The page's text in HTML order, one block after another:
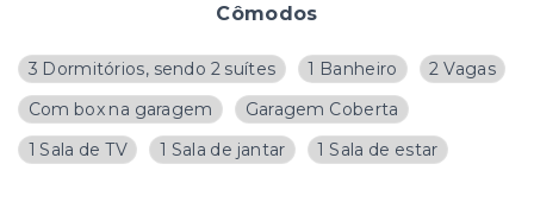
Cômodos
3 Dormitórios, sendo 2 suítes 1 Banheiro
2 Vagas
Com box na garagem
Garagem Coberta
1 Sala de TV
1 Sala de jantar 1 Sala de estar